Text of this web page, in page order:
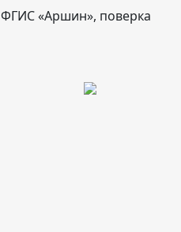
«Аршин», поверка